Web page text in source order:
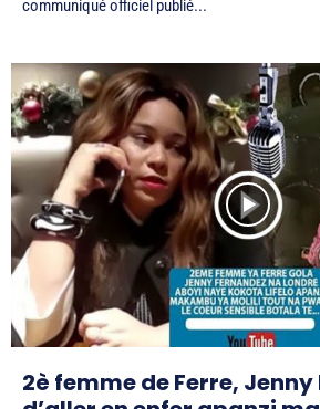
communiqué officiel publié...
2è femme de Ferre,